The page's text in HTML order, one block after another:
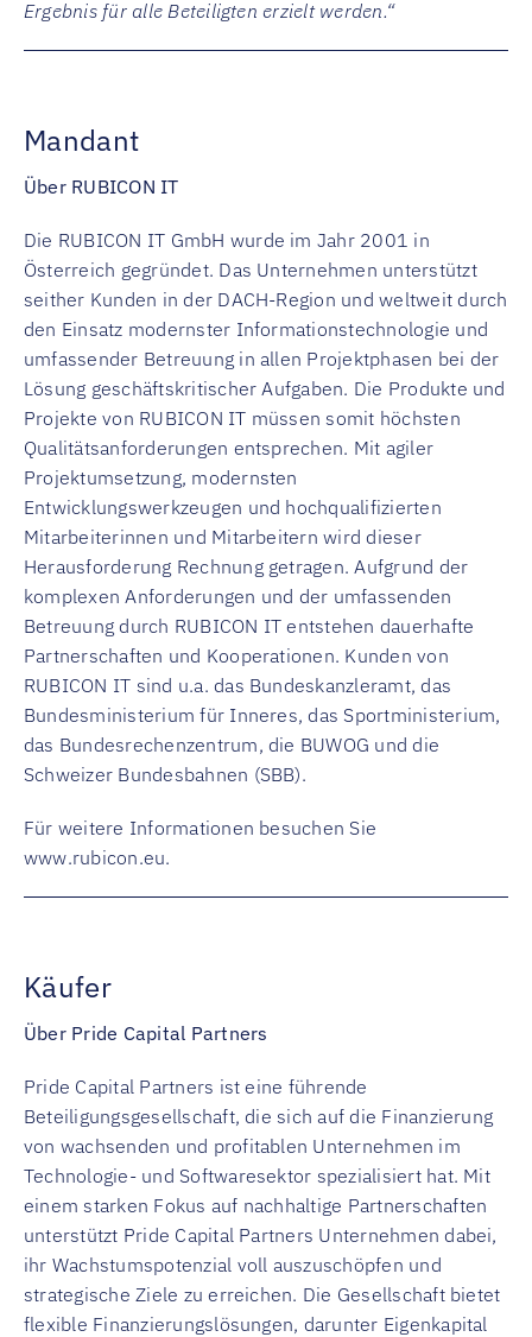
Ergebnis für alle Beteiligten erzielt werden.“
Mandant
Über RUBICON IT
Die RUBICON IT GmbH wurde im Jahr 2001 in
Österreich gegründet. Das Unternehmen unterstützt
seither Kunden in der DACH-Region und weltweit durch
den Einsatz modernster Informationstechnologie und
umfassender Betreuung in allen Projektphasen bei der
Lösung geschäftskritischer Aufgaben. Die Produkte und
Projekte von RUBICON IT müssen somit höchsten
Qualitätsanforderungen entsprechen. Mit agiler
Projektumsetzung, modernsten
Entwicklungswerkzeugen und hochqualifizierten
Mitarbeiterinnen und Mitarbeitern wird dieser
Herausforderung Rechnung getragen. Aufgrund der
komplexen Anforderungen und der umfassenden
Betreuung durch RUBICON IT entstehen dauerhafte
Partnerschaften und Kooperationen. Kunden von
RUBICON IT sind u.a. das Bundeskanzleramt, das
Bundesministerium für Inneres, das Sportministerium,
das Bundesrechenzentrum, die BUWOG und die
Schweizer Bundesbahnen (SBB).
Für weitere Informationen besuchen Sie
www.rubicon.eu.
Käufer
Über Pride Capital Partners
Pride Capital Partners ist eine führende
Beteiligungsgesellschaft, die sich auf die Finanzierung
von wachsenden und profitablen Unternehmen im
Technologie- und Softwaresektor spezialisiert hat. Mit
einem starken Fokus auf nachhaltige Partnerschaften
unterstützt Pride Capital Partners Unternehmen dabei,
ihr Wachstumspotenzial voll auszuschöpfen und
strategische Ziele zu erreichen. Die Gesellschaft bietet
flexible Finanzierungslösungen, darunter Eigenkapital